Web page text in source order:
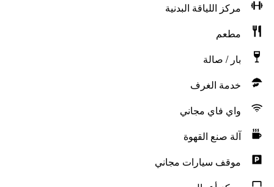
مركز اللياقة البدنية
مطعم
بار / صالة
خدمة الغرف
واي فاي مجاني
آلة صنع القهوة
موقف سيارات مجاني